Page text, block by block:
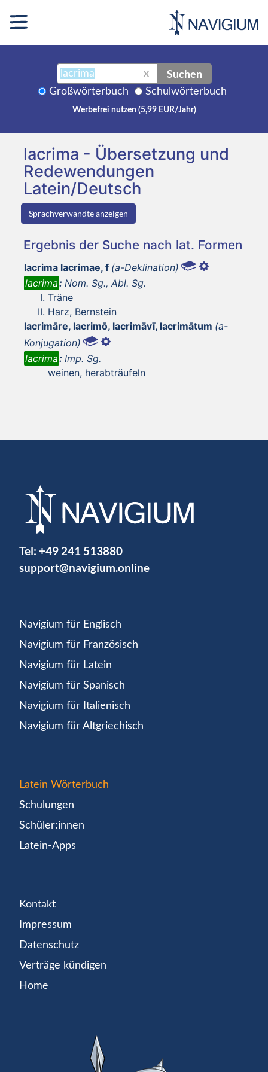
X Suchen
Großwörterbuch Schulwörterbuch
Werbefrei nutzen (5,99 EUR/Jahr)
lacrima - Übersetzung und
Redewendungen
Latein/Deutsch
Sprachverwandte anzeigen
Ergebnis der Suche nach lat. Formen
lacrima lacrimae, f (a-Deklination)
lacrima: Nom. Sg., Abl. Sg.
Träne
Harz, Bernstein
lacrimāre, lacrimō, lacrimāvī, lacrimātum (a-
Konjugation)
lacrima: Imp. Sg.
weinen, herabträufeln
Tel: +49 241 513880
support@navigium.online
Navigium für Englisch
Navigium für Französisch
Navigium für Latein
Navigium für Spanisch
Navigium für Italienisch
Navigium für Altgriechisch
Latein Wörterbuch
Schulungen
Schüler:innen
Latein-Apps
Kontakt
Impressum
Datenschutz
Verträge kündigen
Home